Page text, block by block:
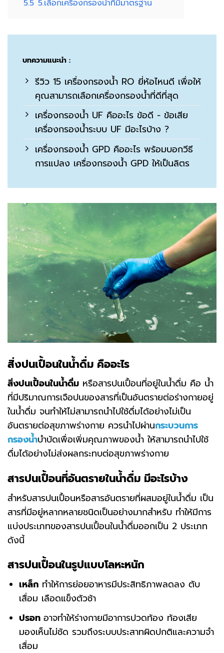
5.5 5.เลือกเครื่องกรองน้ำที่มีมาตรฐาน
บทความแนะนำ :
รีวิว 15 เครื่องกรองน้ำ RO ยี่ห้อไหนดี เพื่อให้
คุณสามารถเลือกเครื่องกรองน้ำที่ดีที่สุด
เครื่องกรองน้ำ UF คืออะไร ข้อดี - ข้อเสีย
เครื่องกรองน้ำระบบ UF มีอะไรบ้าง ?
เครื่องกรองน้ำ GPD คืออะไร พร้อมบอกวีธี
การแปลง เครื่องกรองน้ำ GPD ให้เป็นลิตร
สิ่งปนเปื้อนในน้ำดื่ม คืออะไร
สิ่งปนเปื้อนในน้ำดื่ม หรือสารปนเปื้อนที่อยู่ในน้ำดื่ม คือ น้ำ
ที่มีปริมาณการเจือปนของสารที่เป็นอันตรายต่อร่างกายอยู่
ในน้ำดื่ม จนทำให้ไม่สามารถนำไปใช้ดื่มได้อย่างไม่เป็น
อันตรายต่อสุขภาพร่างกาย ควรนำไปผ่านกระบวนการ
กรองน้ำบำบัดเพื่อเพิ่มคุณภาพของน้ำ ให้สามารถนำไปใช้
ดื่มได้อย่างไม่ส่งผลกระทบต่อสุขภาพร่างกาย
สารปนเปื้อนที่อันตรายในน้ำดื่ม มีอะไรบ้าง
สำหรับสารปนเปื้อนหรือสารอันตรายที่ผสมอยู่ในน้ำดื่ม เป็น
สารที่มีอยู่หลากหลายชนิดเป็นอย่างมากสำหรับ ทำให้มีการ
แบ่งประเภทของสารปนเปื้อนในน้ำดื่มออกเป็น 2 ประเภท
ดังนี้
สารปนเปื้อนในรูปแบบโลหะหนัก
เหล็กทำให้การย่อยอาหารมีประสิทธิภาพลดลง ตับ
เสื่อม เลือดแข็งตัวช้า
ปรอท อาจทำให้ร่างกายมีอาการปวดท้อง ท้องเสีย
มองเห็นไม่ชัด รวมถึงระบบประสาทผิดปกติและความจำ
เสื่อม